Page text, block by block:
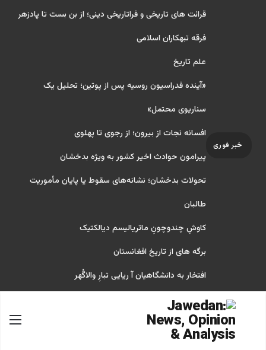
خبر فوری
قرائت های تاریخی و فراتاریخی دینی؛ از بن بست تا پادزهر
فرقه تبهکاران اسلامی
علم تاریخ
«آینده فدراسیون روسیه پس از پوتین؛ تحلیل یک
سناریوی محتمل»
افسانه نجات از بیرون؛ از رجوی تا پهلوی
پیرامون حوادث اخیر کشور به ویژه بدخشان
تحولات بدخشان؛ نشانه‌های سقوط یا پایان مأموریت
طالبان
کاوشِ چندو‌چونِ ماتریالیسم دیالکتیک
برگه های از تاریخ افغانستان
افتخار به دانشگاهیان آ ریایی تبارِ والاگُهر
جستجو برای